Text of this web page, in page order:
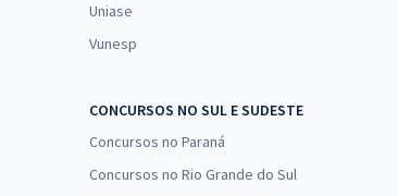
Uniase
Vunesp
CONCURSOS NO SUL E SUDESTE
Concursos no Paraná
Concursos no Rio Grande do Sul